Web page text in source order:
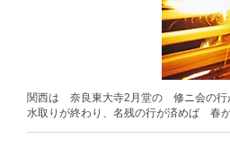
関西は 奈良東大寺2月堂の 修ニ会の行
水取りが終わり、名残の行が済めば 春